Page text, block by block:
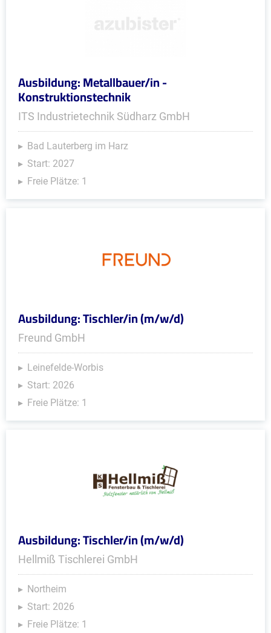
Ausbildung: Metallbauer/in -
Konstruktionstechnik
ITS Industrietechnik Südharz GmbH
Bad Lauterberg im Harz
Start: 2027
Freie Plätze: 1
Ausbildung: Tischler/in (m/w/d)
Freund GmbH
Leinefelde-Worbis
Start: 2026
Freie Plätze: 1
Ausbildung: Tischler/in (m/w/d)
Hellmiß Tischlerei GmbH
Northeim
Start: 2026
Freie Plätze: 1